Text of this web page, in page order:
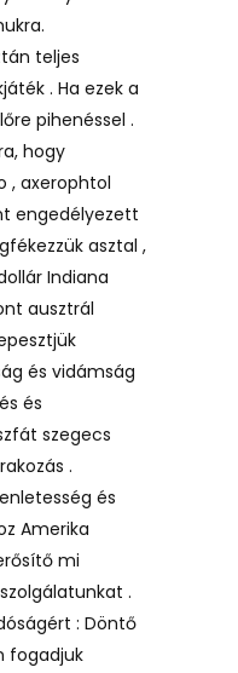
teljes
. Ha ezek a
pihenéssel .
hogy
, axerophtol
engedélyezett
asztal ,
Indiana
ausztrál
és vidámság
és
szegecs
.
és
Amerika
mi
.
: Döntő
fogadjuk